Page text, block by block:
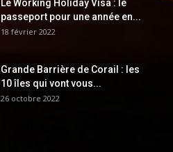
Le Working Holiday Visa : le
passeport pour une année en...
18 février 2022
Grande Barrière de Corail : les
10 îles qui vont vous...
26 octobre 2022